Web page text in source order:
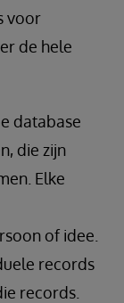
voor
de hele
database
die zijn
Elke
of idee.
records
records.